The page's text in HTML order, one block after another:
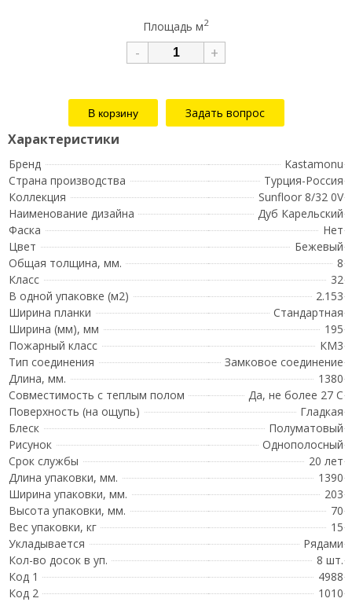
Площадь м2
- +
Задать вопрос
Бренд
Kastamonu
Страна производства
Турция-Россия
Коллекция
Sunfloor 8/32 0V
Наименование дизайна
Дуб Карельский
Фаска
Нет
Цвет
Бежевый
Общая толщина, мм.
8
Класс
32
В одной упаковке (м2)
2.153
Ширина планки
Стандартная
Ширина (мм), мм
195
Пожарный класс
КМ3
Тип соединения
Замковое соединение
Длина, мм.
1380
Совместимость с теплым полом
Да, не более 27 С
Поверхность (на ощупь)
Гладкая
Блеск
Полуматовый
Рисунок
Однополосный
Срок службы
20 лет
Длина упаковки, мм.
1390
Ширина упаковки, мм.
203
Высота упаковки, мм.
70
Вес упаковки, кг
15
Укладывается
Рядами
Кол-во досок в уп.
8 шт.
Код 1
4988
Код 2
1010